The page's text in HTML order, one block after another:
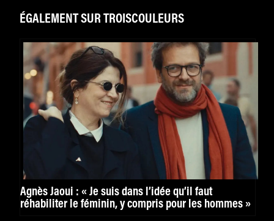
ÉGALEMENT SUR TROISCOULEURS
Agnès Jaoui : « Je suis dans l’idée qu’il faut
réhabiliter le féminin, y compris pour les hommes »